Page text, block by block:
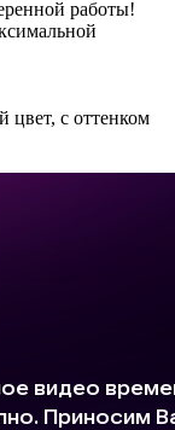
работы!
цвет, с оттенком